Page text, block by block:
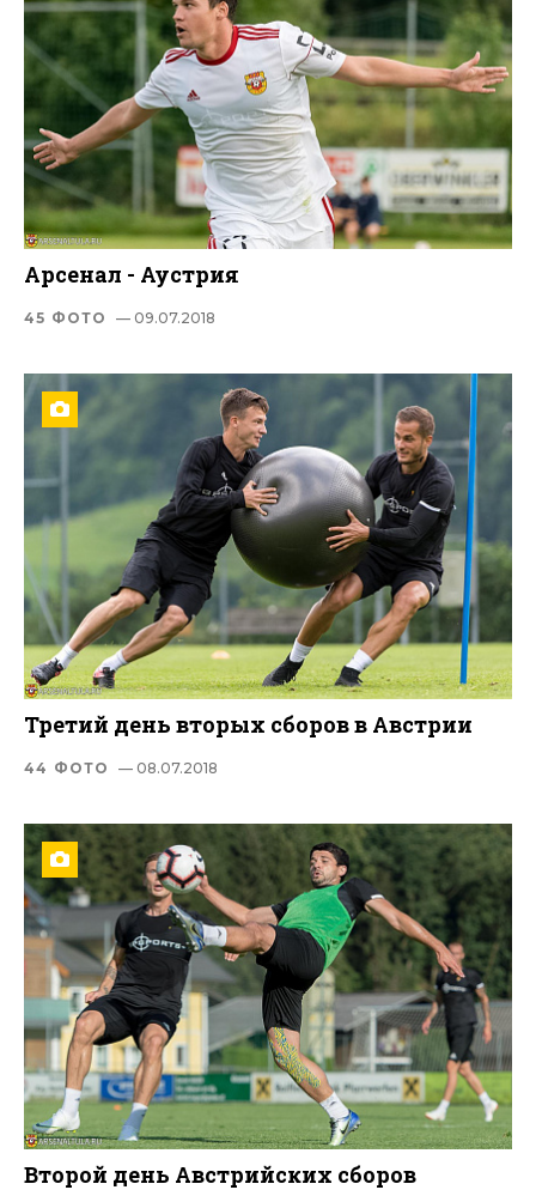
Арсенал - Аустрия
45 ФОТО — 09.07.2018
Третий день вторых сборов в Австрии
44 ФОТО — 08.07.2018
Второй день Австрийских сборов